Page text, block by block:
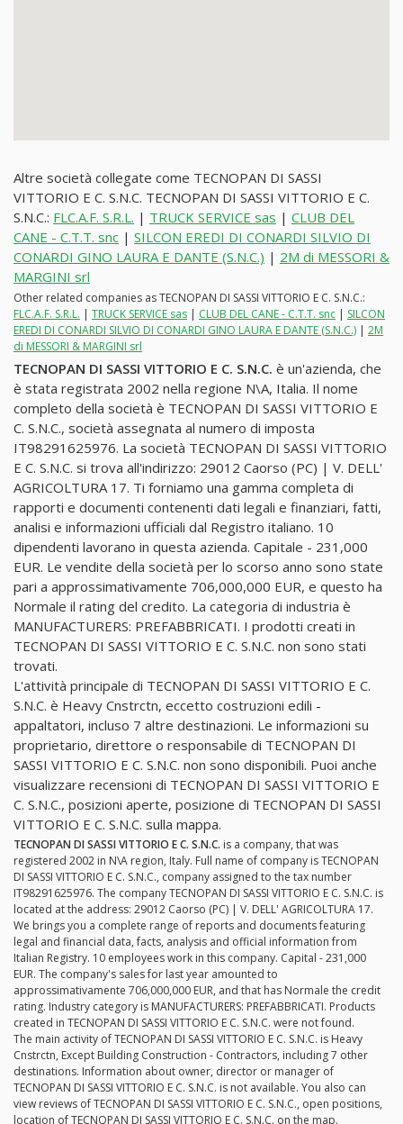
Altre società collegate come TECNOPAN DI SASSI
VITTORIO E C. S.N.C. TECNOPAN DI SASSI VITTORIO E C.
S.N.C.: FLC.A.F. S.R.L. | TRUCK SERVICE sas | CLUB DEL
CANE - C.T.T. snc | SILCON EREDI DI CONARDI SILVIO DI
CONARDI GINO LAURA E DANTE (S.N.C.) | 2M di MESSORI &
MARGINI srl
Other related companies as TECNOPAN DI SASSI VITTORIO E C. S.N.C.:
FLC.A.F. S.R.L. | TRUCK SERVICE sas | CLUB DEL CANE - C.T.T. snc | SILCON
EREDI DI CONARDI SILVIO DI CONARDI GINO LAURA E DANTE (S.N.C.) | 2M
di MESSORI & MARGINI srl
TECNOPAN DI SASSI VITTORIO E C. S.N.C. è un'azienda, che
è stata registrata 2002 nella regione N\A, Italia. Il nome
completo della società è TECNOPAN DI SASSI VITTORIO E
C. S.N.C., società assegnata al numero di imposta
IT98291625976. La società TECNOPAN DI SASSI VITTORIO
E C. S.N.C. si trova all'indirizzo: 29012 Caorso (PC) | V. DELL'
AGRICOLTURA 17. Ti forniamo una gamma completa di
rapporti e documenti contenenti dati legali e finanziari, fatti,
analisi e informazioni ufficiali dal Registro italiano. 10
dipendenti lavorano in questa azienda. Capitale - 231,000
EUR. Le vendite della società per lo scorso anno sono state
pari a approssimativamente 706,000,000 EUR, e questo ha
Normale il rating del credito. La categoria di industria è
MANUFACTURERS: PREFABBRICATI. I prodotti creati in
TECNOPAN DI SASSI VITTORIO E C. S.N.C. non sono stati
trovati.
L'attività principale di TECNOPAN DI SASSI VITTORIO E C.
S.N.C. è Heavy Cnstrctn, eccetto costruzioni edili -
appaltatori, incluso 7 altre destinazioni. Le informazioni su
proprietario, direttore o responsabile di TECNOPAN DI
SASSI VITTORIO E C. S.N.C. non sono disponibili. Puoi anche
visualizzare recensioni di TECNOPAN DI SASSI VITTORIO E
C. S.N.C., posizioni aperte, posizione di TECNOPAN DI SASSI
VITTORIO E C. S.N.C. sulla mappa.
TECNOPAN DI SASSI VITTORIO E C. S.N.C. is a company, that was
registered 2002 in N\A region, Italy. Full name of company is TECNOPAN
DI SASSI VITTORIO E C. S.N.C., company assigned to the tax number
IT98291625976. The company TECNOPAN DI SASSI VITTORIO E C. S.N.C. is
located at the address: 29012 Caorso (PC) | V. DELL' AGRICOLTURA 17.
We brings you a complete range of reports and documents featuring
legal and financial data, facts, analysis and official information from
Italian Registry. 10 employees work in this company. Capital - 231,000
EUR. The company's sales for last year amounted to
approssimativamente 706,000,000 EUR, and that has Normale the credit
rating. Industry category is MANUFACTURERS: PREFABBRICATI. Products
created in TECNOPAN DI SASSI VITTORIO E C. S.N.C. were not found.
The main activity of TECNOPAN DI SASSI VITTORIO E C. S.N.C. is Heavy
Cnstrctn, Except Building Construction - Contractors, including 7 other
destinations. Information about owner, director or manager of
TECNOPAN DI SASSI VITTORIO E C. S.N.C. is not available. You also can
view reviews of TECNOPAN DI SASSI VITTORIO E C. S.N.C., open positions,
location of TECNOPAN DI SASSI VITTORIO E C. S.N.C. on the map.